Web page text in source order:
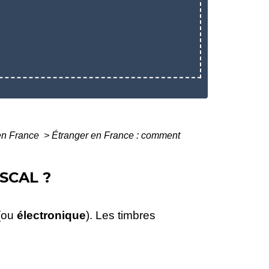
France > Étranger en France : comment
?
électronique). Les timbres